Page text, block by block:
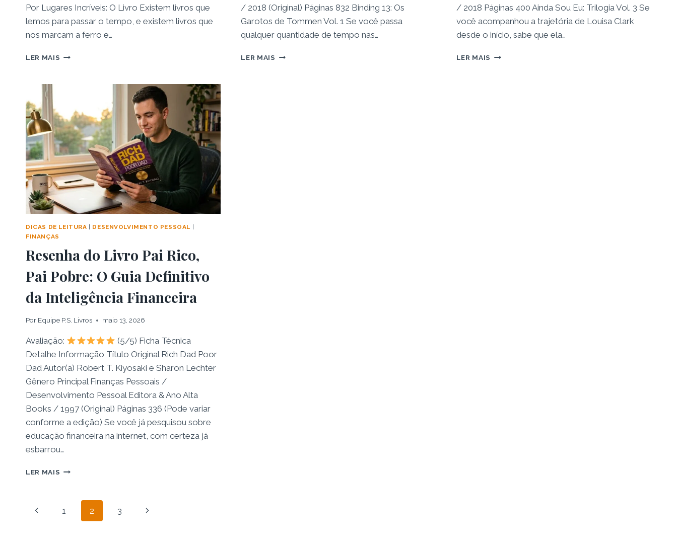
Por Lugares Incríveis: O Livro Existem livros que
lemos para passar o tempo, e existem livros que
nos marcam a ferro e…
LER MAIS RESENHA:
A
BELEZA
E
A
DOR
DE
ESTAR
VIVO
/ 2018 (Original) Páginas 832 Binding 13: Os
Garotos de Tommen Vol. 1 Se você passa
qualquer quantidade de tempo nas…
LER MAIS RESENHA:
/ 2018 Páginas 400 Ainda Sou Eu: Trilogia Vol. 3 Se
você acompanhou a trajetória de Louisa Clark
desde o início, sabe que ela…
LER MAIS RESENHA:
DICAS DE LEITURA DESENVOLVIMENTO PESSOAL
FINANÇAS
Resenha do Livro Pai Rico,
Pai Pobre: O Guia Definitivo
da Inteligência Financeira
Por Equipe P.S. Livros maio 13, 2026
Avaliação:
(5/5) Ficha Técnica
Detalhe Informação Título Original Rich Dad Poor
Dad Autor(a) Robert T. Kiyosaki e Sharon Lechter
Gênero Principal Finanças Pessoais /
Desenvolvimento Pessoal Editora & Ano Alta
Books / 1997 (Original) Páginas 336 (Pode variar
conforme a edição) Se você já pesquisou sobre
educação financeira na internet, com certeza já
esbarrou…
LER MAIS RESENHA
RICO,
Navegação
Página
1 2 3
Página